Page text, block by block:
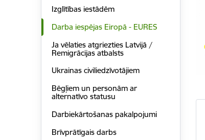
Izglītības iestādēm
Darba iespējas Eiropā - EURES
Ja vēlaties atgriezties Latvijā /
Remigrācijas atbalsts
Ukrainas civiliedzīvotājiem
Bēgļiem un personām ar
alternatīvo statusu
Darbiekārtošanas pakalpojumi
Brīvprātīgais darbs